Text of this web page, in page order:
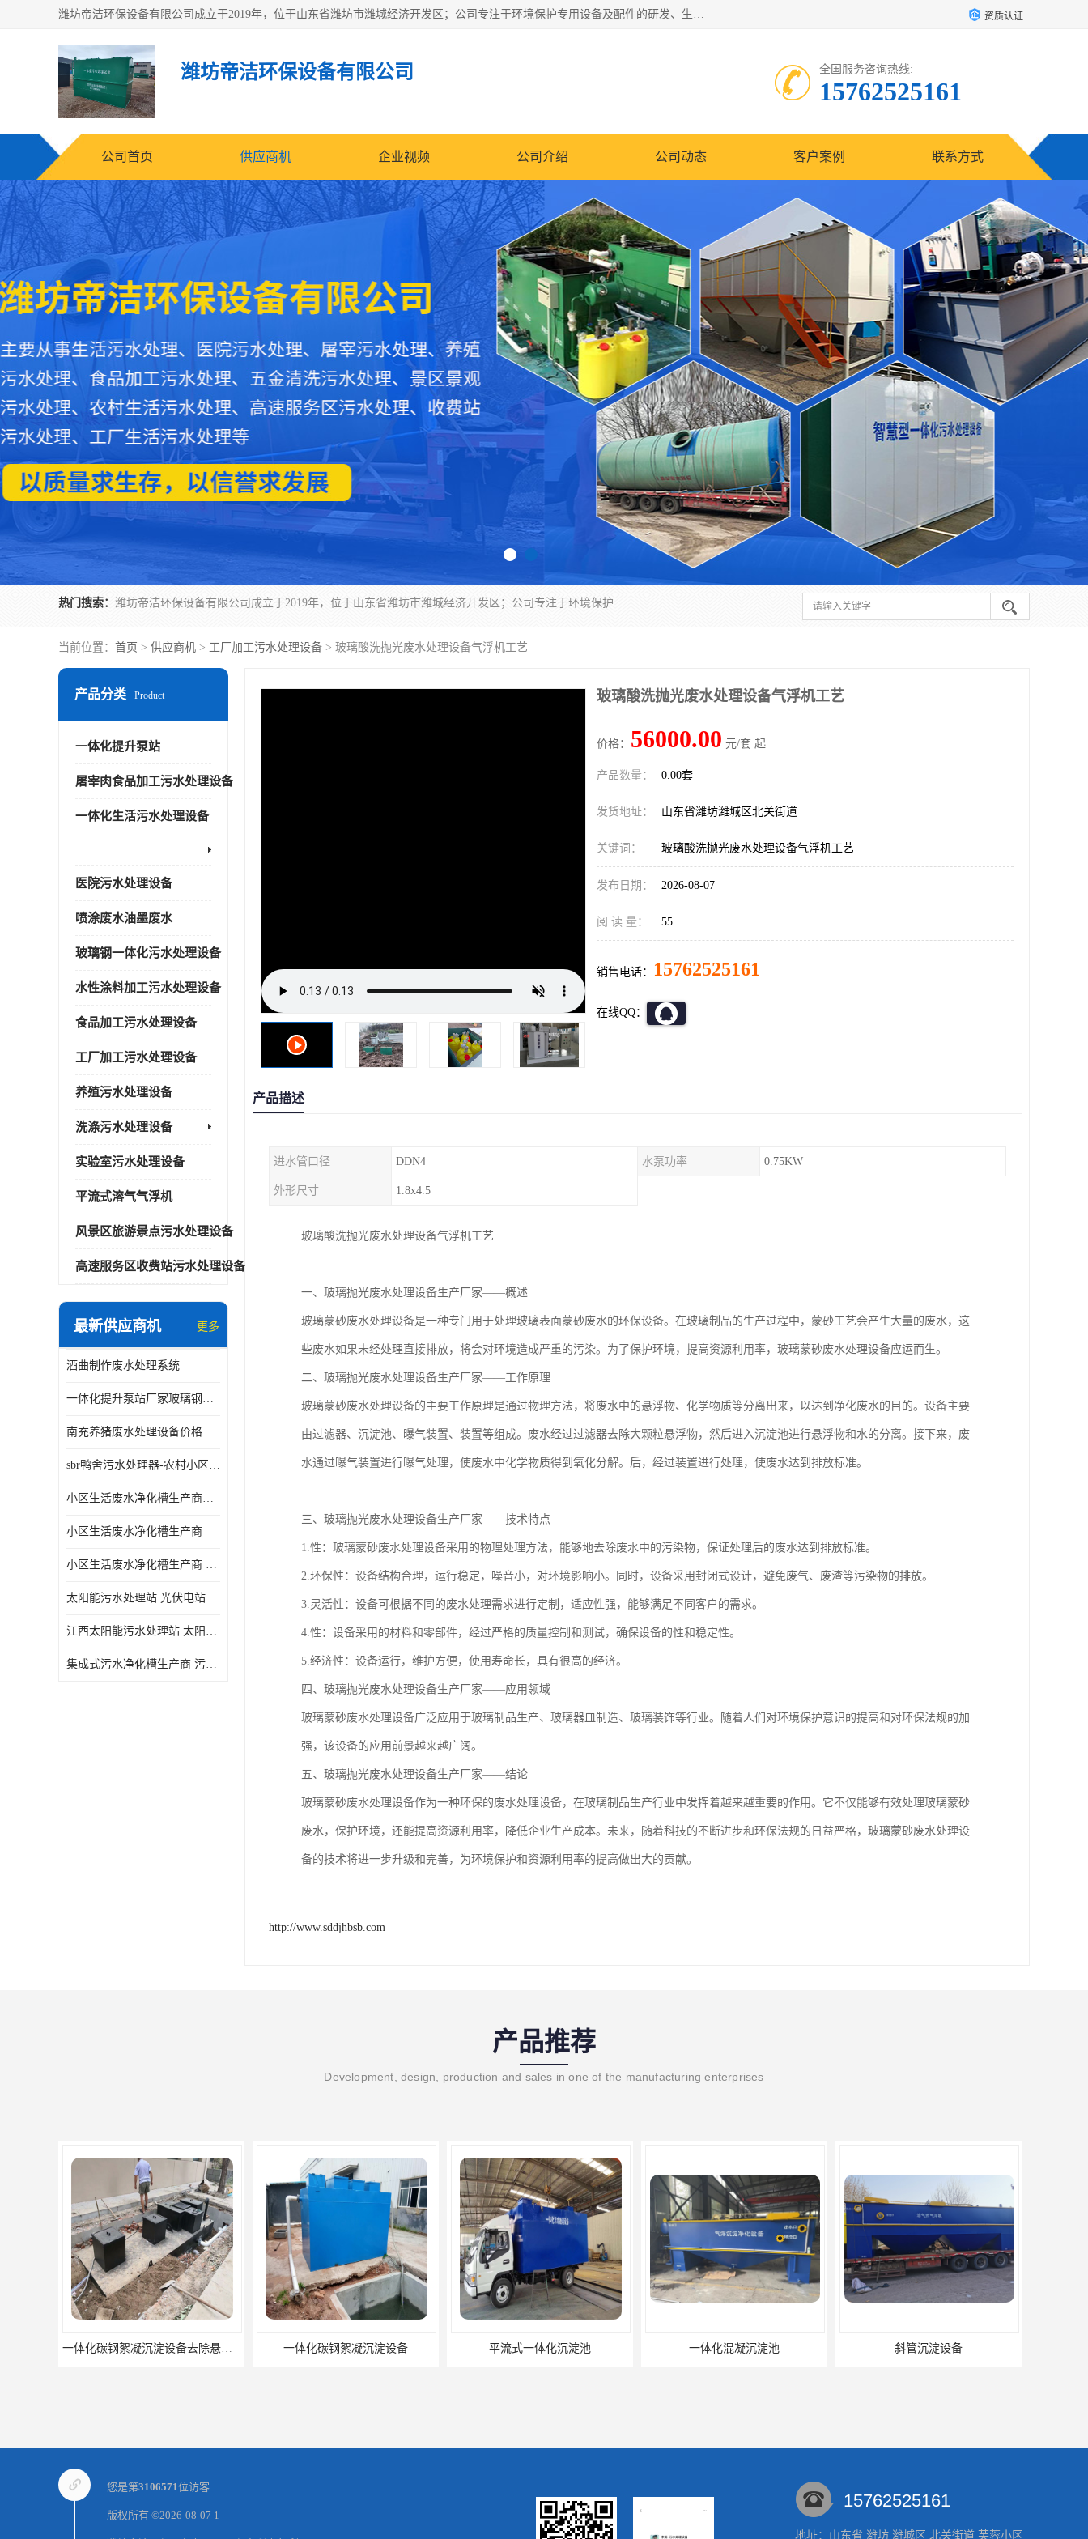
潍坊帝洁环保设备有限公司成立于2019年，位于山东省潍坊市潍城经济开发区；公司专注于环境保护专用设备及配件的研发、生产、安装与销售，同时涉及医用消毒设备、机电设备和仪器仪表的销售。此外，公司提供环保工程施工、环保技术研发与转让、技术服务以及环境工程专项设计服务，致力于为客户提供全面的环保解决方案，助力绿色可持续发展。 资质认证
潍坊帝洁环保设备有限公司 全国服务咨询热线:
15762525161
公司首页 供应商机 企业视频 公司介绍 公司动态 客户案例 联系方式
热门搜索： 潍坊帝洁环保设备有限公司成立于2019年，位于山东省潍坊市潍城经济开发区；公司专注于环境保护专用设备及配件的研发、生产、安装与销售，同时涉及医用消毒设备、机电设备和仪器仪表的销售。此外，公司提供环保工程施工、环保技术研发与转让、技术服务以及环境工程专项设计服务，致力于为客户提供全面的环保解决方案，助力绿色可持续发展。
当前位置： 首页 > 供应商机 > 工厂加工污水处理设备 > 玻璃酸洗抛光废水处理设备气浮机工艺
产品分类 Product
一体化提升泵站
屠宰肉食品加工污水处理设备
一体化生活污水处理设备
医院污水处理设备
喷涂废水油墨废水
玻璃钢一体化污水处理设备
水性涂料加工污水处理设备
食品加工污水处理设备
工厂加工污水处理设备
养殖污水处理设备
洗涤污水处理设备
实验室污水处理设备
平流式溶气气浮机
风景区旅游景点污水处理设备
高速服务区收费站污水处理设备
最新供应商机 更多
酒曲制作废水处理系统
一体化提升泵站厂家玻璃钢材质价格
南充养猪废水处理设备价格 ao污水处理器 *专人看管
sbr鸭舍污水处理器-农村小区生活污水净化器
小区生活废水净化槽生产商帝洁环保
小区生活废水净化槽生产商
小区生活废水净化槽生产商 污水净化槽装置
太阳能污水处理站 光伏电站污水处理器厂家定制
江西太阳能污水处理站 太阳能污水处理设备造型美观
集成式污水净化槽生产商 污水净化槽装置 一站式服务
玻璃酸洗抛光废水处理设备气浮机工艺
价格： 56000.00 元/套 起
产品数量： 0.00套
发货地址： 山东省潍坊潍城区北关街道
关键词： 玻璃酸洗抛光废水处理设备气浮机工艺
发布日期： 2026-08-07
阅 读 量： 55
销售电话： 15762525161
在线QQ：
产品描述
进水管口径 DDN4 水泵功率 0.75KW
外形尺寸 1.8x4.5
玻璃酸洗抛光废水处理设备气浮机工艺
一、玻璃抛光废水处理设备生产厂家——概述
玻璃蒙砂废水处理设备是一种专门用于处理玻璃表面蒙砂废水的环保设备。在玻璃制品的生产过程中，蒙砂工艺会产生大量的废水，这
些废水如果未经处理直接排放，将会对环境造成严重的污染。为了保护环境，提高资源利用率，玻璃蒙砂废水处理设备应运而生。
二、玻璃抛光废水处理设备生产厂家——工作原理
玻璃蒙砂废水处理设备的主要工作原理是通过物理方法，将废水中的悬浮物、化学物质等分离出来，以达到净化废水的目的。设备主要
由过滤器、沉淀池、曝气装置、装置等组成。废水经过过滤器去除大颗粒悬浮物，然后进入沉淀池进行悬浮物和水的分离。接下来，废
水通过曝气装置进行曝气处理，使废水中化学物质得到氧化分解。后，经过装置进行处理，使废水达到排放标准。
三、玻璃抛光废水处理设备生产厂家——技术特点
1.性：玻璃蒙砂废水处理设备采用的物理处理方法，能够地去除废水中的污染物，保证处理后的废水达到排放标准。
2.环保性：设备结构合理，运行稳定，噪音小，对环境影响小。同时，设备采用封闭式设计，避免废气、废渣等污染物的排放。
3.灵活性：设备可根据不同的废水处理需求进行定制，适应性强，能够满足不同客户的需求。
4.性：设备采用的材料和零部件，经过严格的质量控制和测试，确保设备的性和稳定性。
5.经济性：设备运行，维护方便，使用寿命长，具有很高的经济。
四、玻璃抛光废水处理设备生产厂家——应用领域
玻璃蒙砂废水处理设备广泛应用于玻璃制品生产、玻璃器皿制造、玻璃装饰等行业。随着人们对环境保护意识的提高和对环保法规的加
强，该设备的应用前景越来越广阔。
五、玻璃抛光废水处理设备生产厂家——结论
玻璃蒙砂废水处理设备作为一种环保的废水处理设备，在玻璃制品生产行业中发挥着越来越重要的作用。它不仅能够有效处理玻璃蒙砂
废水，保护环境，还能提高资源利用率，降低企业生产成本。未来，随着科技的不断进步和环保法规的日益严格，玻璃蒙砂废水处理设
备的技术将进一步升级和完善，为环境保护和资源利用率的提高做出大的贡献。
http://www.sddjhbsb.com
产品推荐
Development, design, production and sales in one of the manufacturing enterprises
一体化碳钢絮凝沉淀设备去除悬浮球物 一体化碳钢絮凝沉淀设备 平流式一体化沉淀池 一体化混凝沉淀池 斜管沉淀设备
您是第3106571位访客
版权所有 ©2026-08-07 1
15762525161
地址：山东省 潍坊 潍城区 北关街道 芙蓉小区